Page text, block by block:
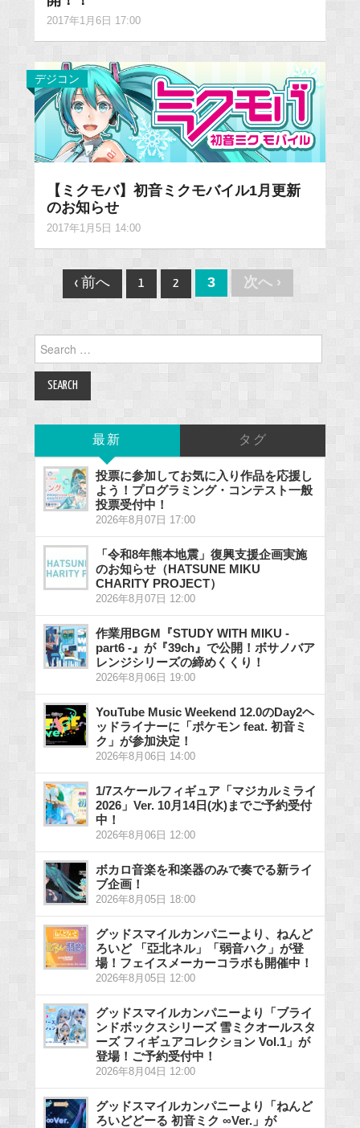
2017年1月6日 17:00
デジコン
【ミクモバ】初音ミクモバイル1月更新
のお知らせ
2017年1月5日 14:00
Post
navigation
‹ 前へ 1 2 3 次へ ›
for:
最新 タグ
投票に参加してお気に入り作品を応援し
よう！プログラミング・コンテスト一般
投票受付中！
2026年8月07日 17:00
「令和8年熊本地震」復興支援企画実施
のお知らせ（HATSUNE MIKU
CHARITY PROJECT）
2026年8月07日 12:00
作業用BGM『STUDY WITH MIKU -
part6 -』が『39ch』で公開！ボサノバア
レンジシリーズの締めくくり！
2026年8月06日 19:00
YouTube Music Weekend 12.0のDay2ヘ
ッドライナーに「ポケモン feat. 初音ミ
ク」が参加決定！
2026年8月06日 14:00
1/7スケールフィギュア「マジカルミライ
2026」Ver. 10月14日(水)までご予約受付
中！
2026年8月06日 12:00
ボカロ音楽を和楽器のみで奏でる新ライ
ブ企画！
2026年8月05日 18:00
グッドスマイルカンパニーより、ねんど
ろいど 「亞北ネル」「弱音ハク」が登
場！フェイスメーカーコラボも開催中！
2026年8月05日 12:00
グッドスマイルカンパニーより「ブライ
ンドボックスシリーズ 雪ミクオールスタ
ーズ フィギュアコレクション Vol.1」が
登場！ご予約受付中！
2026年8月04日 12:00
グッドスマイルカンパニーより「ねんど
ろいどどーる 初音ミク ∞Ver.」が